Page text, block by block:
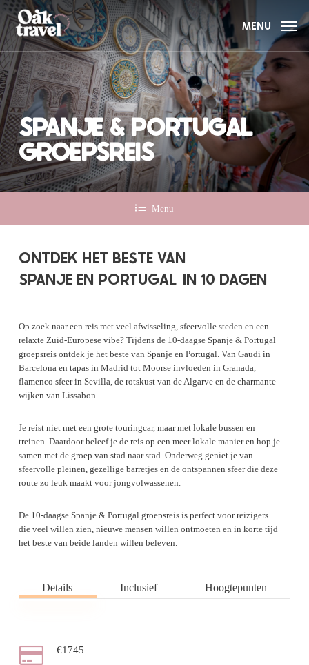
Skip
to
main
content
MENU
SPANJE & PORTUGAL
GROEPSREIS
Menu
ONTDEK HET BESTE VAN
SPANJE EN PORTUGAL IN 10 DAGEN
Op zoek naar een reis met veel afwisseling, sfeervolle steden en een
relaxte Zuid-Europese vibe? Tijdens de 10-daagse Spanje & Portugal
groepsreis ontdek je het beste van Spanje en Portugal. Van Gaudí in
Barcelona en tapas in Madrid tot Moorse invloeden in Granada,
flamenco sfeer in Sevilla, de rotskust van de Algarve en de charmante
wijken van Lissabon.
Je reist niet met een grote touringcar, maar met lokale bussen en
treinen. Daardoor beleef je de reis op een meer lokale manier en hop je
samen met de groep van stad naar stad. Onderweg geniet je van
sfeervolle pleinen, gezellige barretjes en de ontspannen sfeer die deze
route zo leuk maakt voor jongvolwassenen.
De 10-daagse Spanje & Portugal groepsreis is perfect voor reizigers
die veel willen zien, nieuwe mensen willen ontmoeten en in korte tijd
het beste van beide landen willen beleven.
Details Inclusief Hoogtepunten
€1745